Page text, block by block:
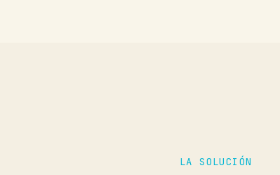
LA SOLUCIÓN